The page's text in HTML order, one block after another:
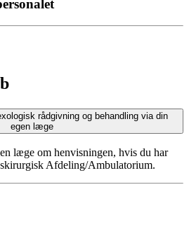
rådgivning og behandling via din
egen læge
læge om henvisningen, hvis du har
Afdeling/Ambulatorium.